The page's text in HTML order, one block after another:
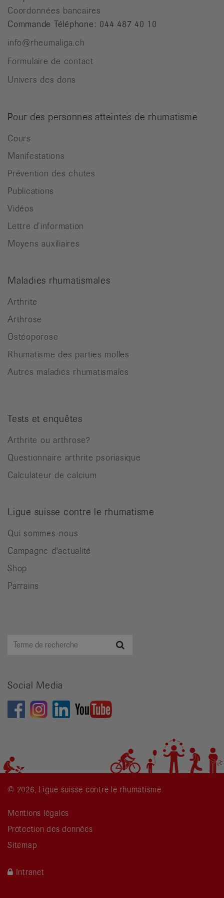
Coordonnées bancaires
Commande Téléphone: 044 487 40 10
info@rheumaliga.ch
Formulaire de contact
Univers des dons
Pour des personnes atteintes de rhumatisme
Cours
Manifestations
Prévention des chutes
Publications
Vidéos
Lettre d’information
Moyens auxiliaires
Maladies rhumatismales
Arthrite
Arthrose
Ostéoporose
Rhumatisme des parties molles
Autres maladies rhumatismales
Tests et enquêtes
Arthrite ou arthrose?
Questionnaire arthrite psoriasique
Calculateur de calcium
Ligue suisse contre le rhumatisme
Qui sommes-nous
Campagne d'actualité
Shop
Parrains
Terme
Social Media
© 2026, Ligue suisse contre le rhumatisme
Mentions légales
Protection des données
Sitemap
Intranet